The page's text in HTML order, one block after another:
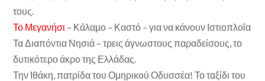
τους.
Το Μεγανήσι – Κάλαμο – Καστό – για να κάνουν Ιστιοπλοΐα
Τα Διαπόντια Νησιά – τρεις άγνωστους παραδείσους, το
δυτικότερο άκρο της Ελλάδας.
Την Ιθάκη, πατρίδα του Ομηρικού Οδυσσέα! Το ταξίδι του